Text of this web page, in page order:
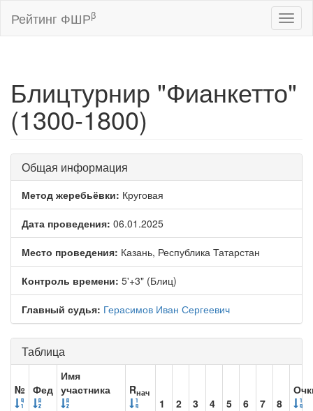
Рейтинг ФШРβ
Блицтурнир "Фианкетто"
(1300-1800)
Общая информация
Метод жеребьёвки: Круговая
Дата проведения: 06.01.2025
Место проведения: Казань, Республика Татарстан
Контроль времени: 5'+3" (Блиц)
Главный судья: Герасимов Иван Сергеевич
Таблица
№ Фед
Имя
участника
Rнач
1 2 3 4 5 6 7 8